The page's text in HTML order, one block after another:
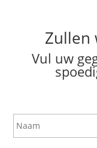
Zullen
Vul uw
N
a